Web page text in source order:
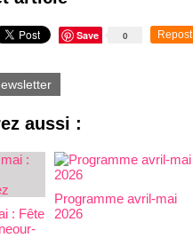
0
Save Repost
aussi :
: Fête
Programme avril-mai
2026